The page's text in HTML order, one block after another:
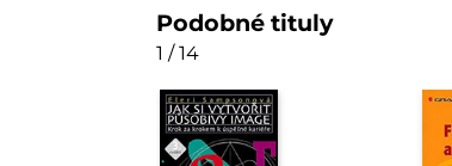
Podobné tituly
1 / 14